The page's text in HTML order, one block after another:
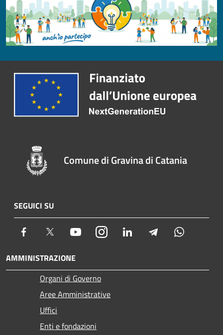
Comune di Gravina di Catania
SEGUICI SU
Facebook Twitter YoutubeInstagram LinkedIn Telegram
AMMINISTRAZIONE
Organi di Governo
Aree Amministrative
Uffici
Enti e fondazioni